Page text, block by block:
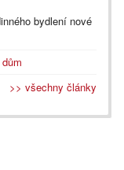
bydlení nové
>> všechny články